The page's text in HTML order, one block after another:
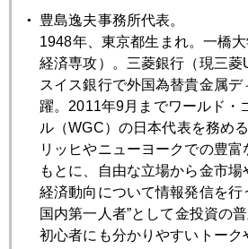
ＮＹ金（６月限）一時２４００ドル
2024年05月15日
プラチナは厄介者扱い
2024年05月14日
明日はＣＰＩ、円は１５８円に振れ
2024年05月13日
豊島逸夫事務所代表。
1948年、東京都生まれ。一橋
経済専攻）。三菱銀行（現三菱
スイス銀行で外国為替貴金属
躍。2011年9月までワールド・
ル（WGC）の日本代表を務め
リッヒやニューヨークでの豊
もとに、自由な立場から金市場
経済動向について情報発信を行
国内第一人者”として金投資の
初心者にも分かりやすいトーク